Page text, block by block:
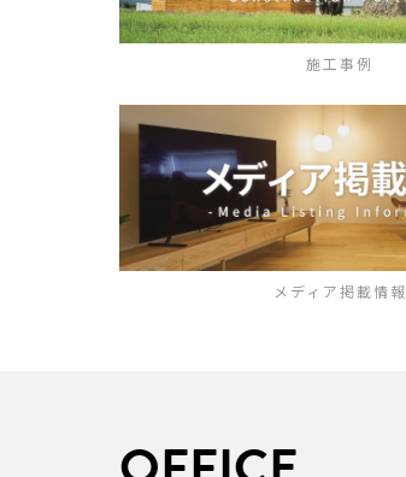
施工事例
メディア掲載情報